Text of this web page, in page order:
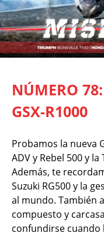
NÚMERO 78:
GSX-R1000
Probamos la nueva
ADV y Rebel 500 y
Además, te
Suzuki RG500 y la
al mundo. También
compuesto y
confundirse cuando